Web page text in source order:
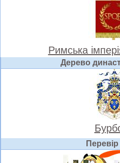
Римська
Дерево